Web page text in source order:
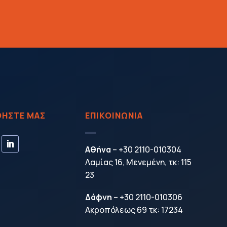
ΜΑΣ ΕΠΙΚΟΙΝΩΝΙΑ
Αθήνα – +30 2110-010304
Λαμίας 16, Μενεμένη, τκ: 115
23
Δάφνη – +30 2110-010306
Ακροπόλεως 69 τκ: 17234